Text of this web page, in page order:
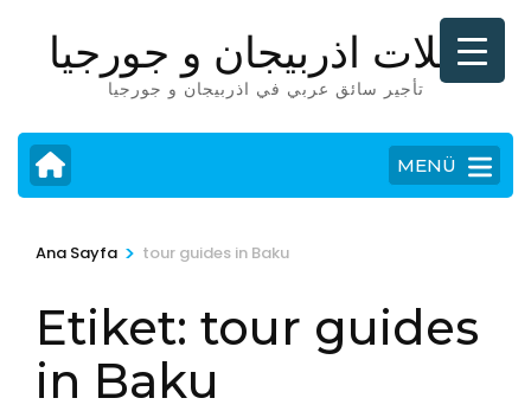
basın)
رحلات اذربيجان و جورجيا
تأجير سائق عربي في اذربيجان و جورجيا
MENÜ
Ana Sayfa > tour guides in Baku
Etiket: tour guides
in Baku